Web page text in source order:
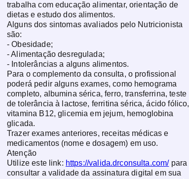
trabalha com educação alimentar, orientação de
dietas e estudo dos alimentos.
Alguns dos sintomas avaliados pelo Nutricionista
são:
- Obesidade;
- Alimentação desregulada;
- Intolerâncias a alguns alimentos.
Para o complemento da consulta, o profissional
poderá pedir alguns exames, como hemograma
completo, albumina sérica, ferro, transferrina, teste
de tolerância à lactose, ferritina sérica, ácido fólico,
vitamina B12, glicemia em jejum, hemoglobina
glicada.
Trazer exames anteriores, receitas médicas e
medicamentos (nome e dosagem) em uso.
Atenção
Utilize este link: https://valida.drconsulta.com/para
consultar a validade da assinatura digital em sua